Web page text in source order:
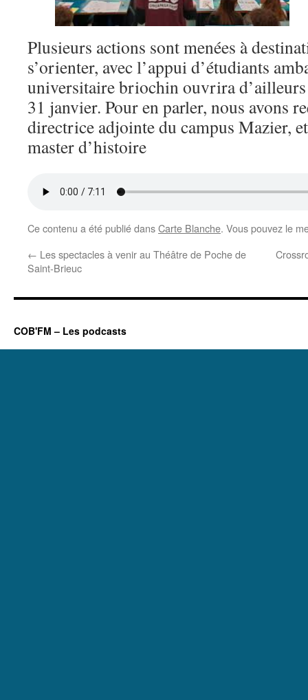
Plusieurs actions sont menées à
s’orienter, avec l’appui d’étudiants
universitaire briochin ouvrira d’ailleurs
31 janvier. Pour en parler, nous avons
directrice adjointe du campus Mazier,
master d’histoire
Ce contenu a été publié dansCarte Blanche. Vous pouvez le
← Les spectacles à venir au Théâtre de Poche de
Saint-Brieuc
COB'FM – Les podcasts